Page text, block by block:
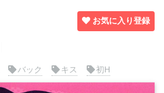
お気に入り登録
バック キス 初H